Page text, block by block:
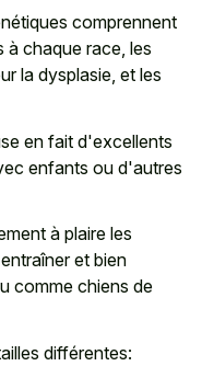
comprennent
à chaque race, les
la dysplasie, et les
en fait d'excellents
enfants ou d'autres
à plaire les
et bien
comme chiens de
différentes: